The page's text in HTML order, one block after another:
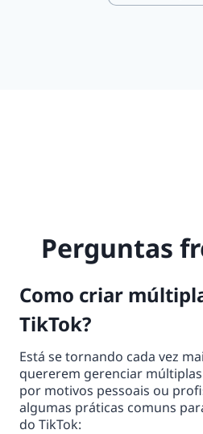
Perguntas
Como criar
TikTok?
Está se tornando cada vez
quererem gerenciar
por motivos pessoais ou
algumas práticas comuns
do TikTok: